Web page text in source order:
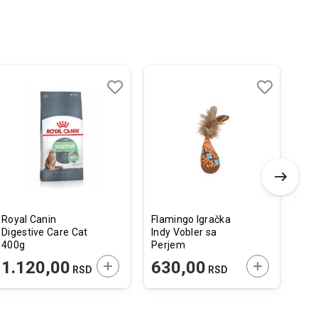
KORPU
Royal Canin
Digestive Care Cat
400g
1.120,00 RSD DODAJTE U KORPU
Flamingo Igračka
Indy Vobler sa
Perjem
630,00 RSD DODAJTE U